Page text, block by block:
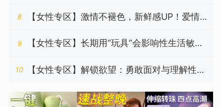
8
【女性专区】激情不褪色，新鲜感UP！爱情
保鲜的终极秘籍
9
【女性专区】长期用“玩具”会影响性生活敏感
10
【女性专区】解锁欲望：勇敢面对与理解性偏
好